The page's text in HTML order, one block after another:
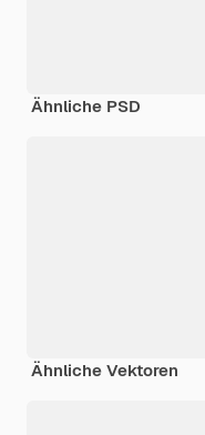
Ähnliche PSD
Ähnliche Vektoren